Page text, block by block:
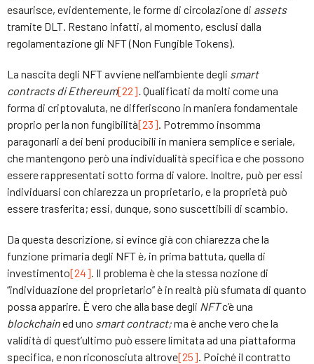
esaurisce, evidentemente, le forme di circolazione di assets
tramite DLT. Restano infatti, al momento, esclusi dalla
regolamentazione gli NFT (Non Fungible Tokens).
La nascita degli NFT avviene nell’ambiente degli smart
contractsdi Ethereum[22].Qualificati da molti come una
forma di criptovaluta, ne differiscono in maniera fondamentale
proprio per la non fungibilità[23]. Potremmo insomma
paragonarli a dei beni producibili in maniera semplice e seriale,
che mantengono però una individualità specifica e che possono
essere rappresentati sotto forma di valore. Inoltre, può per essi
individuarsi con chiarezza un proprietario, e la proprietà può
essere trasferita; essi, dunque, sono suscettibili di scambio.
Da questa descrizione, si evince già con chiarezza che la
funzione primaria degli NFT è, in prima battuta, quella di
investimento[24]. Il problema è che la stessa nozione di
“individuazione del proprietario” è in realtà più sfumata di quanto
possa apparire. È vero che alla base degli NFTc’è una
blockchained uno smart contract;ma è anche vero che la
validità di quest’ultimo può essere limitata ad una piattaforma
specifica, e non riconosciuta altrove[25]. Poiché il contratto